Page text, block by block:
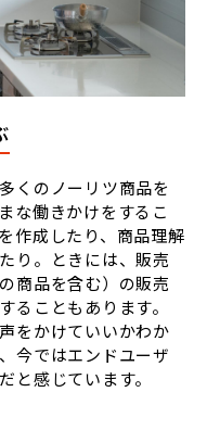
くのノーリツ商品を
な働きかけをするこ
作成したり、商品理解
り。ときには、販売
商品を含む）の販売
ることもあります。
をかけていいかわか
今ではエンドユーザ
と感じています。